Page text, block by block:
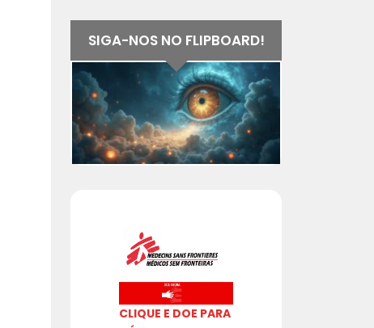
SIGA-NOS NO FLIPBOARD!
CLIQUE E DOE PARA